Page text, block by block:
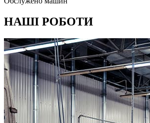
НАШІ РОБОТИ